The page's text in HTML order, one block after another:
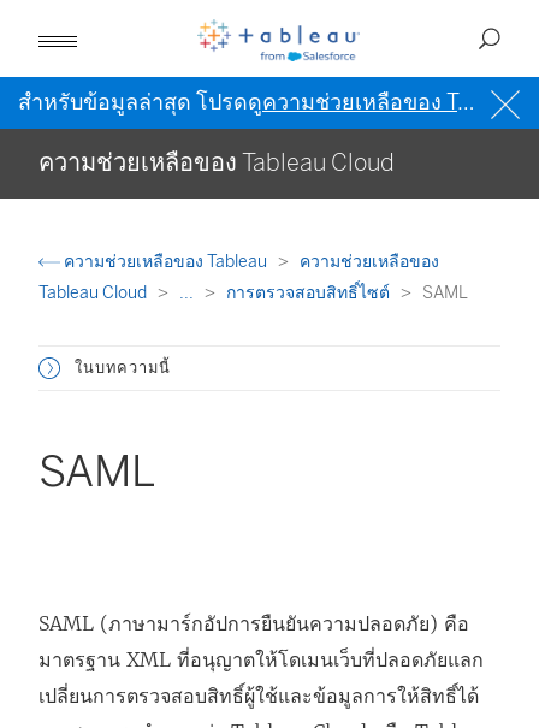
สำหรับข้อมูลล่าสุด โปรดดูความช่วยเหลือของ Tableau เป็นภาษาอังกฤษ (สหรัฐอเมริกา)
ความช่วยเหลือของ Tableau Cloud
ความช่วยเหลือของ Tableau
ความช่วยเหลือของ
Tableau Cloud
... การตรวจสอบสิทธิ์ไซต์ SAML
ในบทความนี้
SAML
SAML (ภาษามาร์กอัปการยืนยันความปลอดภัย) คือ
มาตรฐาน XML ที่อนุญาตให้โดเมนเว็บที่ปลอดภัยแลก
เปลี่ยนการตรวจสอบสิทธิ์ผู้ใช้และข้อมูลการให้สิทธิ์ได้